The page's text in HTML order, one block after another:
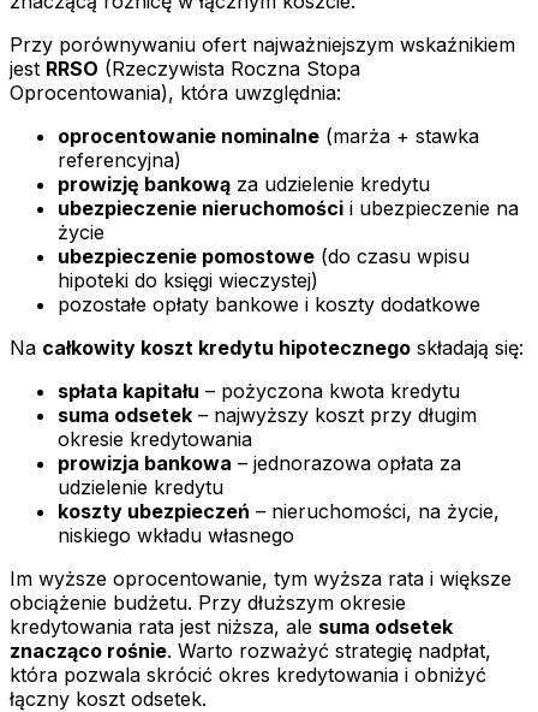
Przy porównywaniu ofert najważniejszym wskaźnikiem
jest RRSO (Rzeczywista Roczna Stopa
Oprocentowania), która uwzględnia:
oprocentowanie nominalne (marża + stawka
referencyjna)
prowizję bankową za udzielenie kredytu
ubezpieczenie nieruchomości i ubezpieczenie na
życie
ubezpieczenie pomostowe (do czasu wpisu
hipoteki do księgi wieczystej)
pozostałe opłaty bankowe i koszty dodatkowe
Na całkowity koszt kredytu hipotecznego składają się:
spłata kapitału – pożyczona kwota kredytu
suma odsetek – najwyższy koszt przy długim
okresie kredytowania
prowizja bankowa – jednorazowa opłata za
udzielenie kredytu
koszty ubezpieczeń – nieruchomości, na życie,
niskiego wkładu własnego
Im wyższe oprocentowanie, tym wyższa rata i większe
obciążenie budżetu. Przy dłuższym okresie
kredytowania rata jest niższa, ale suma odsetek
znacząco rośnie. Warto rozważyć strategię nadpłat,
która pozwala skrócić okres kredytowania i obniżyć
łączny koszt odsetek.